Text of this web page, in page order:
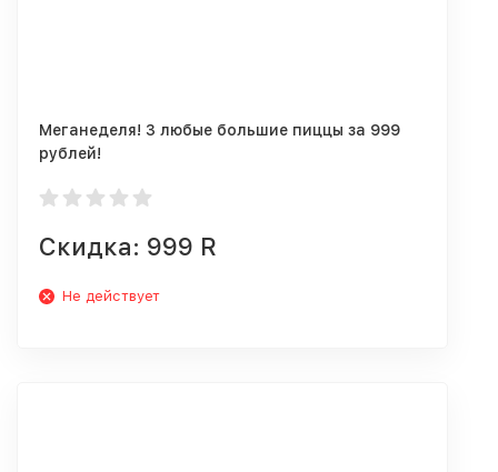
Меганеделя! 3 любые большие пиццы за 999
рублей!
Скидка: 999 R
Не действует